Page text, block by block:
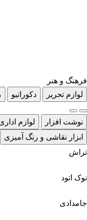
فرهنگ و هنر
لوازم تحریر
دکوراتیو
نوشت افزار لوازم
ابزار نقاشی و رنگ آمیزی
تراش
نوک اتود
جامدادی